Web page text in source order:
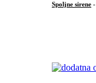
Spoljne sirene -